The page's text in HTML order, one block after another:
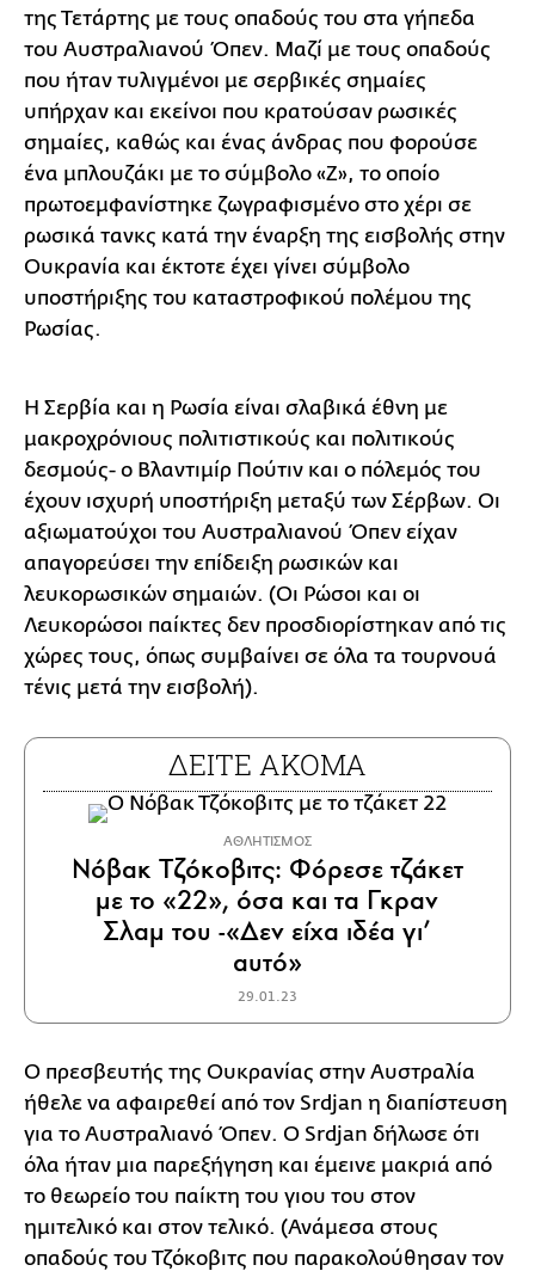
της Τετάρτης με τους οπαδούς του στα γήπεδα
του Αυστραλιανού Όπεν. Μαζί με τους οπαδούς
που ήταν τυλιγμένοι με σερβικές σημαίες
υπήρχαν και εκείνοι που κρατούσαν ρωσικές
σημαίες, καθώς και ένας άνδρας που φορούσε
ένα μπλουζάκι με το σύμβολο «Ζ», το οποίο
πρωτοεμφανίστηκε ζωγραφισμένο στο χέρι σε
ρωσικά τανκς κατά την έναρξη της εισβολής στην
Ουκρανία και έκτοτε έχει γίνει σύμβολο
υποστήριξης του καταστροφικού πολέμου της
Ρωσίας.
Η Σερβία και η Ρωσία είναι σλαβικά έθνη με
μακροχρόνιους πολιτιστικούς και πολιτικούς
δεσμούς- ο Βλαντιμίρ Πούτιν και ο πόλεμός του
έχουν ισχυρή υποστήριξη μεταξύ των Σέρβων. Οι
αξιωματούχοι του Αυστραλιανού Όπεν είχαν
απαγορεύσει την επίδειξη ρωσικών και
λευκορωσικών σημαιών. (Οι Ρώσοι και οι
Λευκορώσοι παίκτες δεν προσδιορίστηκαν από τις
χώρες τους, όπως συμβαίνει σε όλα τα τουρνουά
τένις μετά την εισβολή).
ΔΕΙΤΕ ΑΚΟΜΑ
ΑΘΛΗΤΙΣΜΟΣ
Νόβακ Τζόκοβιτς: Φόρεσε τζάκετ
με το «22», όσα και τα Γκραν
Σλαμ του -«Δεν είχα ιδέα γι’
αυτό»
29.01.23
Ο πρεσβευτής της Ουκρανίας στην Αυστραλία
ήθελε να αφαιρεθεί από τον Srdjan η διαπίστευση
για το Αυστραλιανό Όπεν. Ο Srdjan δήλωσε ότι
όλα ήταν μια παρεξήγηση και έμεινε μακριά από
το θεωρείο του παίκτη του γιου του στον
ημιτελικό και στον τελικό. (Ανάμεσα στους
οπαδούς του Τζόκοβιτς που παρακολούθησαν τον